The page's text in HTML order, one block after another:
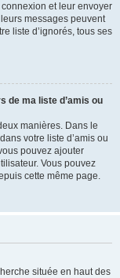
et leur envoyer
messages peuvent
liste d’ignorés, tous ses
de ma liste d’amis ou
manières. Dans le
votre liste d’amis ou
pouvez ajouter
Vous pouvez
cette même page.
située en haut des